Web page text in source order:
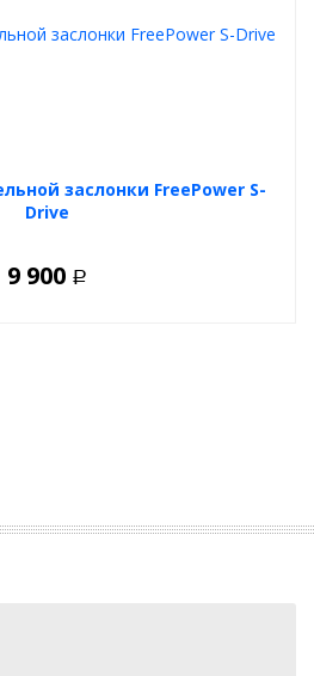
заслонки FreePower S-
Drive
9 900 Р